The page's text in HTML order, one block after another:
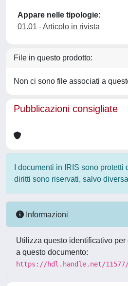
Appare nelle tipologie:
01.01 - Articolo in rivista
File in questo prodotto:
Non ci sono file associati a
Pubblicazioni consigliate
I documenti in IRIS sono protetti
diritti sono riservati, salvo
Informazioni
Utilizza questo identificativo
a questo documento:
https://hdl.handle.net/11577/